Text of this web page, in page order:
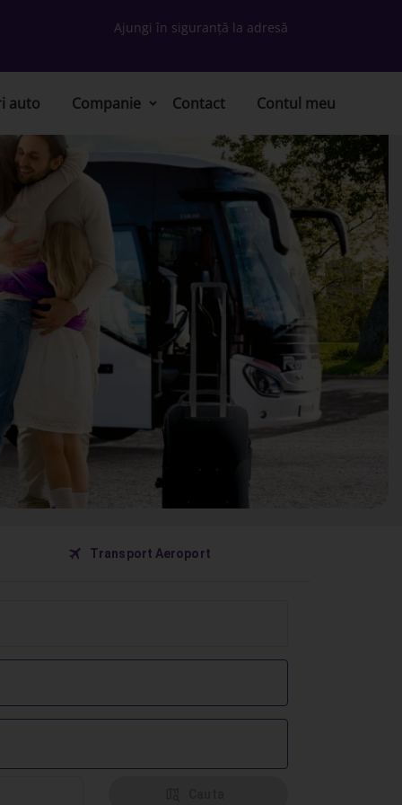
Ajungi în siguranță la adresă
auto Companie Contact Contul meu
󰀝 Transport Aeroport